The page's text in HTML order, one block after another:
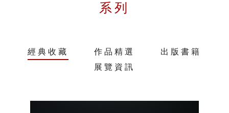
系列
經典收藏 作品精選
出版書籍
展覽資訊